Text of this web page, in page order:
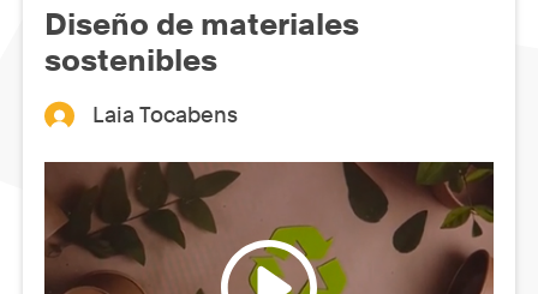
Diseño de materiales
sostenibles
Laia Tocabens